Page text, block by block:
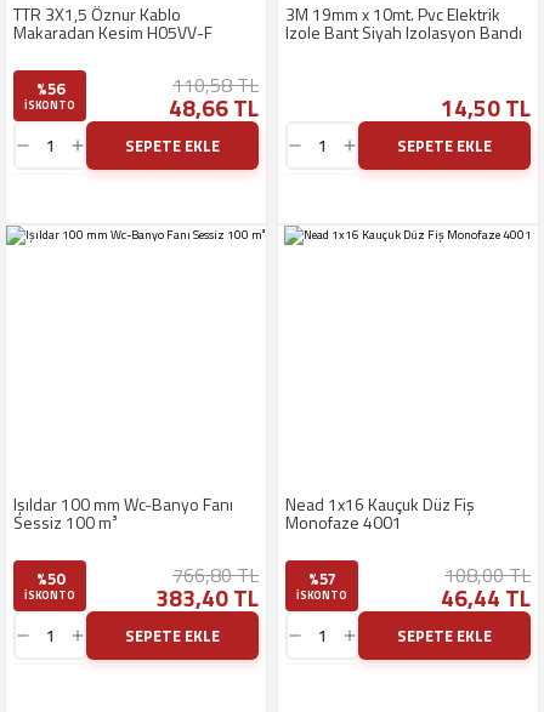
TTR 3X1,5 Öznur Kablo
Makaradan Kesim H05VV-F
%56
ISKONTO
110,58 TL
48,66 TL
SEPETE EKLE
3M 19mm x 10mt. Pvc Elektrik
Izole Bant Siyah Izolasyon Bandı
14,50 TL
SEPETE EKLE
Işıldar 100 mm Wc-Banyo Fanı
Sessiz 100 m³
%50
ISKONTO
766,80 TL
383,40 TL
SEPETE EKLE
Nead 1x16 Kauçuk Düz Fiş
Monofaze 4001
%57
ISKONTO
108,00 TL
46,44 TL
SEPETE EKLE